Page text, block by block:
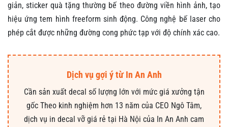
giản, sticker quà tặng thường bế theo đường viền hình ảnh, tạo
hiệu ứng tem hình freeform sinh động. Công nghệ bế laser cho
phép cắt được những đường cong phức tạp với độ chính xác cao.
Dịch vụ gợi ý từ In An Anh
Cần sản xuất decal số lượng lớn với mức giá xưởng tận
gốc Theo kinh nghiệm hơn 13 năm của CEO Ngô Tâm,
dịch vụ in decal vỡ giá rẻ tại Hà Nội của In An Anh cam